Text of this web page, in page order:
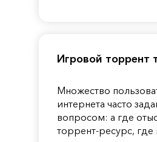
Игровой торрент
Множество
интернета часто
вопросом: а где
торрент-ресурс,